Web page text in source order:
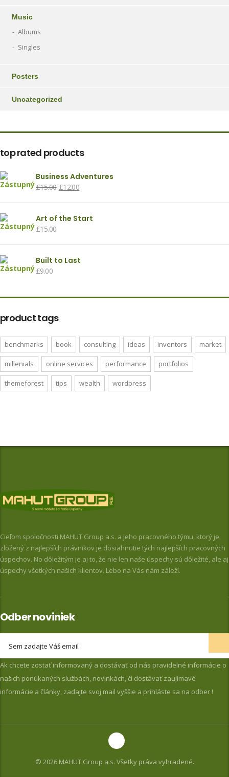
Music
Albums
Singles
Posters
Uncategorized
top rated products
Business Adventures
£15.00 £12.00
Art of the Start
£15.00
Built to Last
£9.00
product tags
benchmarks book consulting ideas inventors market
millenials online services performance portfolios
themeforest tips wealth wordpress
Cieľom spoločnosti MAHUT Group a.s. a jeho pracovného týmu, ktorý je
zložený z najlepších právnikov je dosiahnutie tých najlepších pracovných
úspechov. No dôležitým je aj to, že nie len naše úspechy sú dôležité, ale aj
úspechy všetkých našich klientov. Lebo na Vás nám záleží.
Odber noviniek
Ak chcete zostať informovaný a dostávať od nás pravidelné informácie o
našich ponúkaných službách, novinkách, či dostávať zaujímavé
informácie a články, zadajte svoj mail vyššie a prihláste sa na odber !
© 2026 MAHUT Group a.s. Všetky práva vyhradené.